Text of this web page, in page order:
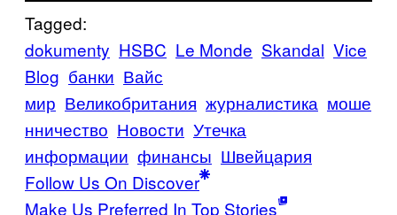
Tagged:
dokumenty HSBC Le Monde Skandal Vice
Blog банки Вайс
мир Великобритания журналистика моше
нничество Новости Утечка
информации финансы Швейцария
Follow Us On Discover
Make Us Preferred In Top Stories